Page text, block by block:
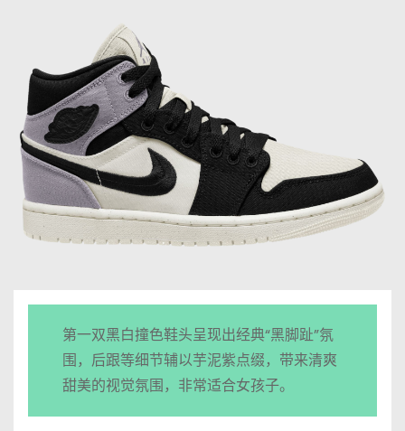
第一双黑白撞色鞋头呈现出经典“黑脚趾”氛
围，后跟等细节辅以芋泥紫点缀，带来清爽
甜美的视觉氛围，非常适合女孩子。